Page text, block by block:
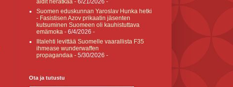
äidit herätkää - 6/21/2026 -
Suomen eduskunnan Yaroslav Hunka hetki
- Fasistisen Azov prikaatin jäsenten
kutsuminen Suomeen oli kauhistuttava
emämoka - 6/4/2026 -
Iltalehti levittää Suomelle vaarallista F35
ihmease wunderwaffen
propagandaa - 5/30/2026 -
Ota ja tutustu